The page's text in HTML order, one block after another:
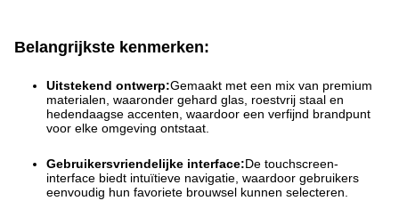
Belangrijkste kenmerken:
Uitstekend ontwerp:Gemaakt met een mix van premium
materialen, waaronder gehard glas, roestvrij staal en
hedendaagse accenten, waardoor een verfijnd brandpunt
voor elke omgeving ontstaat.
Gebruikersvriendelijke interface:De touchscreen-
interface biedt intuïtieve navigatie, waardoor gebruikers
eenvoudig hun favoriete brouwsel kunnen selecteren.